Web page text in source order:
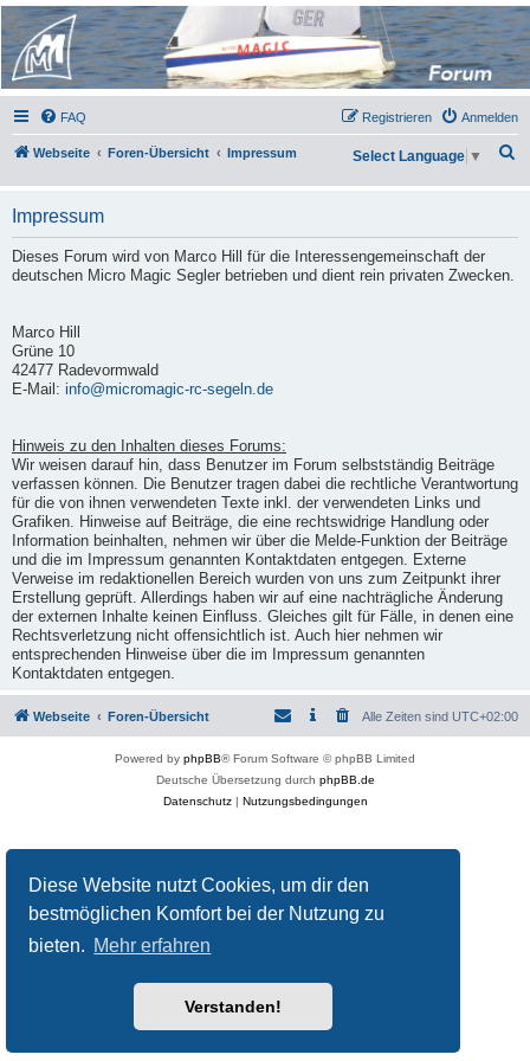
Diese Website nutzt Cookies, um dir den
bestmöglichen Komfort bei der Nutzung zu
bieten. Mehr erfahren
Verstanden!
Micro Magic Forum
Deutschland
FAQ Anmelden
Registrieren
Webseite Foren-Übersicht Impressum
h
Select Language ▼
Impressum
Dieses Forum wird von Marco Hill für die Interessengemeinschaft der
deutschen Micro Magic Segler betrieben und dient rein privaten Zwecken.
Marco Hill
Grüne 10
42477 Radevormwald
E-Mail: info@micromagic-rc-segeln.de
Hinweis zu den Inhalten dieses Forums:
Wir weisen darauf hin, dass Benutzer im Forum selbstständig Beiträge
verfassen können. Die Benutzer tragen dabei die rechtliche Verantwortung
für die von ihnen verwendeten Texte inkl. der verwendeten Links und
Grafiken. Hinweise auf Beiträge, die eine rechtswidrige Handlung oder
Information beinhalten, nehmen wir über die Melde-Funktion der Beiträge
und die im Impressum genannten Kontaktdaten entgegen. Externe
Verweise im redaktionellen Bereich wurden von uns zum Zeitpunkt ihrer
Erstellung geprüft. Allerdings haben wir auf eine nachträgliche Änderung
der externen Inhalte keinen Einfluss. Gleiches gilt für Fälle, in denen eine
Rechtsverletzung nicht offensichtlich ist. Auch hier nehmen wir
entsprechenden Hinweise über die im Impressum genannten
Kontaktdaten entgegen.
Webseite Foren-Übersicht Alle Zeiten sind UTC+02:00
Powered by phpBB® Forum Software © phpBB Limited
Deutsche Übersetzung durch phpBB.de
Datenschutz| Nutzungsbedingungen